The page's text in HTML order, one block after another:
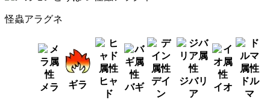
怪蟲アラグネ
メラ ギラ
ヒャ
ド
バギ
デイ
ン
ジバリ
ア
イオ
ドル
マ